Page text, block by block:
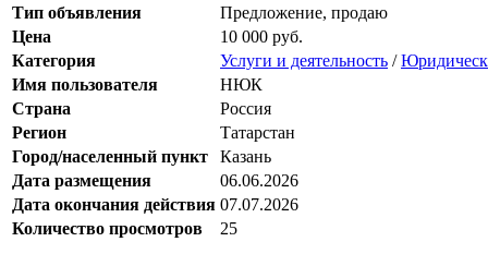
Тип объявления
Предложение, продаю
Цена
10 000 руб.
Категория
Услуги и деятельность /
Имя пользователя
НЮК
Страна
Россия
Регион
Татарстан
Город/населенный пункт
Казань
Дата размещения
06.06.2026
Дата окончания действия 07.07.2026
Количество просмотров
25